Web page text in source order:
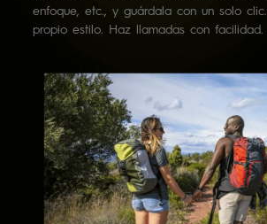
enfoque, etc., y guárdala con un solo
propio estilo. Haz llamadas con facilidad.